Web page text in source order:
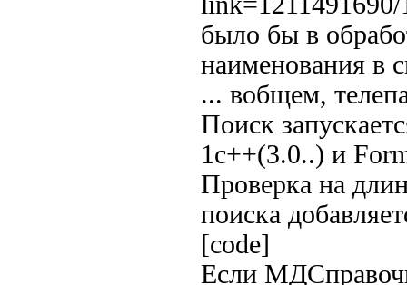
было бы в
наименования в
... вобщем,
Поиск
1с++(3.0..) и
Проверка на
поиска
[code]
Если